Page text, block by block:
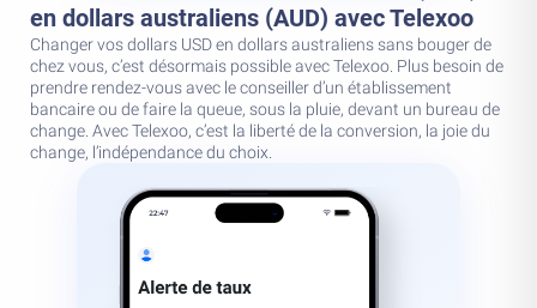
en dollars australiens (AUD) avec Telexoo
Changer vos dollars USD en dollars australiens sans bouger de
chez vous, c’est désormais possible avec Telexoo. Plus besoin de
prendre rendez-vous avec le conseiller d’un établissement
bancaire ou de faire la queue, sous la pluie, devant un bureau de
change. Avec Telexoo, c’est la liberté de la conversion, la joie du
change, l’indépendance du choix.